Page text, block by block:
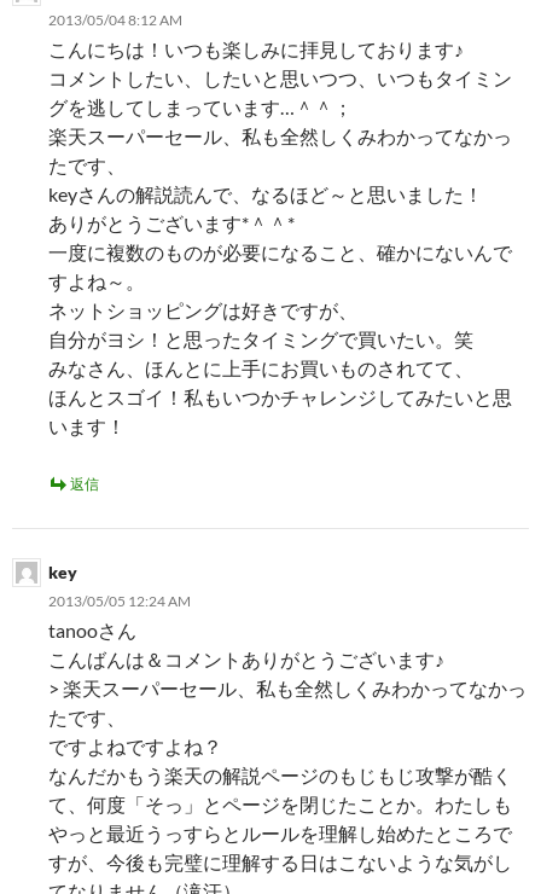
ン 2013/05/04 8:12 AM
こんにちは！いつも楽しみに拝見しております♪
コメントしたい、したいと思いつつ、いつもタイミン
グを逃してしまっています…＾＾；
楽天スーパーセール、私も全然しくみわかってなかっ
たです、
keyさんの解説読んで、なるほど～と思いました！
ありがとうございます*＾＾*
一度に複数のものが必要になること、確かにないんで
すよね～。
ネットショッピングは好きですが、
自分がヨシ！と思ったタイミングで買いたい。笑
みなさん、ほんとに上手にお買いものされてて、
ほんとスゴイ！私もいつかチャレンジしてみたいと思
います！
返信
key
2013/05/05 12:24 AM
tanooさん
こんばんは＆コメントありがとうございます♪
> 楽天スーパーセール、私も全然しくみわかってなかっ
たです、
ですよねですよね？
なんだかもう楽天の解説ページのもじもじ攻撃が酷く
て、何度「そっ」とページを閉じたことか。わたしも
やっと最近うっすらとルールを理解し始めたところで
すが、今後も完璧に理解する日はこないような気がし